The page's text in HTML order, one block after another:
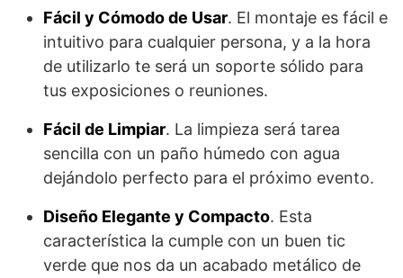
Fácil y Cómodo de Usar. El montaje es fácil e
intuitivo para cualquier persona, y a la hora
de utilizarlo te será un soporte sólido para
tus exposiciones o reuniones.
Fácil de Limpiar. La limpieza será tarea
sencilla con un paño húmedo con agua
dejándolo perfecto para el próximo evento.
Diseño Elegante y Compacto. Esta
característica la cumple con un buen tic
verde que nos da un acabado metálico de